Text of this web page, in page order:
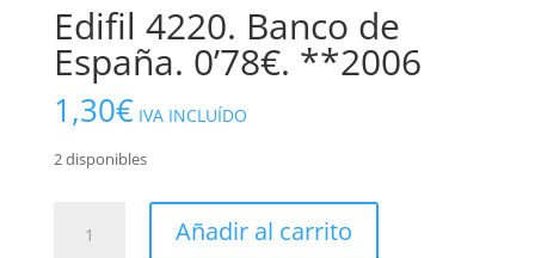
Edifil 4220. Banco de
España. 0’78€. **2006
1,30€ IVA INCLUÍDO
2 disponibles
4220.
Añadir al carrito